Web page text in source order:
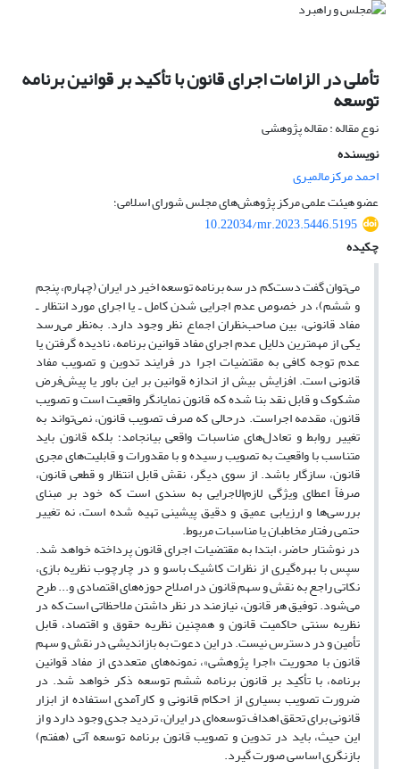
تأملی در الزامات اجرای قانون با تأکید بر قوانین برنامه
توسعه
نوع مقاله : مقاله پژوهشی
نویسنده
احمد مرکزمالمیری
عضو هیئت علمی مرکز پژوهش‌های مجلس شورای اسلامی؛
10.22034/mr.2023.5446.5195
چکیده
می‌توان گفت دست‌کم در سه برنامه توسعه اخیر در ایران (چهارم، پنجم
و ششم)، در خصوص عدم اجرایی شدن کامل ـ یا اجرای مورد انتظار ـ
مفاد قانونی، بین صاحب‌نظران اجماع نظر وجود دارد. به‌نظر می‌رسد
یکی از مهمترین دلایل عدم اجرای مفاد قوانین برنامه، نادیده گرفتن یا
عدم توجه کافی به مقتضیات اجرا در فرایند تدوین و تصویب مفاد
قانونی است. افزایش بیش از اندازه قوانین بر این باور یا پیش‌فرض
مشکوک و قابل نقد بنا شده که قانون نمایانگر واقعیت است و تصویب
قانون، مقدمه اجراست. در‌حالی که صرف تصویب قانون، نمی‌تواند به
تغییر روابط و تعادل‌های مناسبات واقعی بیانجامد؛ بلکه قانون باید
متناسب با واقعیت به تصویب رسیده و با مقدورات و قابلیت‌های مجری
قانون، سازگار باشد. از سوی دیگر، نقش قابل انتظار و قطعی قانون،
صرفاً اعطای ویژگی لازم‌الاجرایی به سندی است که خود بر مبنای
بررسی‌ها و ارزیابی عمیق و دقیق پیشینی تهیه شده است، نه تغییر
حتمی رفتار مخاطبان یا مناسبات مربوط.
در نوشتار حاضر، ابتدا به مقتضیات اجرای قانون پرداخته خواهد شد.
سپس با بهره‌گیری از نظرات کاشیک باسو و در چارچوب نظریه بازی،
نکاتی راجع به نقش و سهم قانون در اصلاح حوزه‌های اقتصادی و... طرح
می‌شود. توفیق هر قانون، نیازمند در نظر داشتن ملاحظاتی است که در
نظریه سنتی حاکمیت قانون و همچنین نظریه حقوق و اقتصاد، قابل
تأمین و در دسترس نیست. در این دعوت به بازاندیشی در نقش و سهم
قانون با محوریت «اجرا پژوهشی»، نمونه‌های متعددی از مفاد قوانین
برنامه، با تأکید بر قانون برنامه ششم توسعه ذکر خواهد شد. در
ضرورت تصویب بسیاری از احکام قانونی و کارآمدی استفاده از ابزار
قانونی برای تحقق اهداف توسعه‌ای در ایران، تردید جدی وجود دارد و از
این حیث،‌ باید در تدوین و تصویب قانون برنامه توسعه آتی (هفتم)
بازنگری اساسی صورت گیرد.